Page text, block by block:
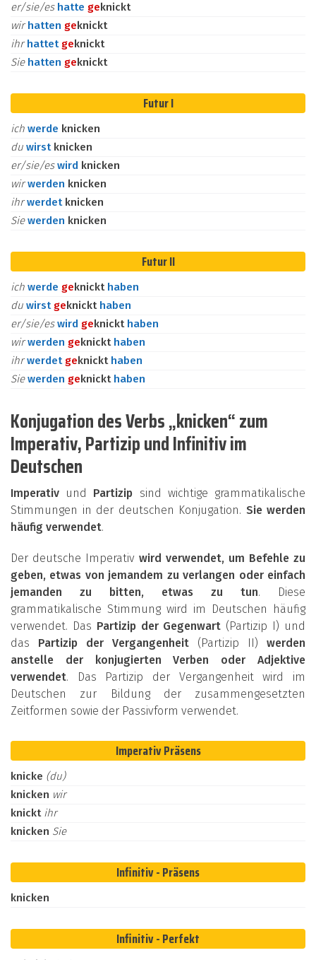
er/sie/es hatte geknickt
wirhatten geknickt
ihrhattet geknickt
Sie hatten geknickt
Futur I
ich werde knicken
du wirst knicken
er/sie/eswird knicken
wirwerden knicken
ihrwerdet knicken
Siewerden knicken
Futur II
ich werde geknickt haben
du wirst geknickt haben
er/sie/eswird geknickt haben
wirwerden geknickt haben
ihrwerdet geknickt haben
Siewerden geknickt haben
Konjugation des Verbs „knicken“ zum
Imperativ, Partizip und Infinitiv im
Deutschen
Imperativ und Partizip sind wichtige grammatikalische
Stimmungen in der deutschen Konjugation. Sie werden
häufig verwendet.
Der deutsche Imperativ wird verwendet, um Befehle zu
geben, etwas von jemandem zu verlangen oder einfach
jemanden zu bitten, etwas zu tun. Diese
grammatikalische Stimmung wird im Deutschen häufig
verwendet. Das Partizip der Gegenwart (Partizip I) und
das Partizip der Vergangenheit (Partizip II) werden
anstelle der konjugierten Verben oder Adjektive
verwendet. Das Partizip der Vergangenheit wird im
Deutschen zur Bildung der zusammengesetzten
Zeitformen sowie der Passivform verwendet.
Imperativ Präsens
knicke (du)
knicken wir
knickt ihr
knicken Sie
Infinitiv - Präsens
knicken
Infinitiv - Perfekt